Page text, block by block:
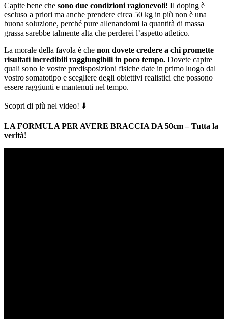
Capite bene che sono due condizioni ragionevoli! Il doping è
escluso a priori ma anche prendere circa 50 kg in più non è una
buona soluzione, perché pure allenandomi la quantità di massa
grassa sarebbe talmente alta che perderei l’aspetto atletico.
La morale della favola è che non dovete credere a chi promette
risultati incredibili raggiungibili in poco tempo. Dovete capire
quali sono le vostre predisposizioni fisiche date in primo luogo dal
vostro somatotipo e scegliere degli obiettivi realistici che possono
essere raggiunti e mantenuti nel tempo.
Scopri di più nel video! ⬇️
LA FORMULA PER AVERE BRACCIA DA 50cm – Tutta la
verità!